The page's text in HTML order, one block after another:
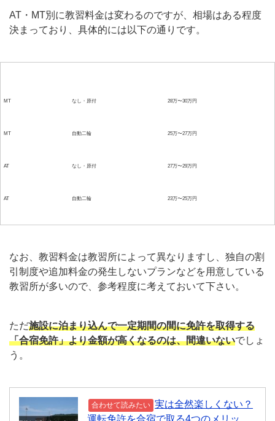
AT・MT別に教習料金は変わるのですが、相場はある程度
決まっており、具体的には以下の通りです。
MT なし・原付 28万〜30万円
MT 自動二輪 25万〜27万円
AT なし・原付 27万〜29万円
AT 自動二輪 23万〜25万円
なお、教習料金は教習所によって異なりますし、独自の割
引制度や追加料金の発生しないプランなどを用意している
教習所が多いので、参考程度に考えておいて下さい。
ただ施設に泊まり込んで一定期間の間に免許を取得する
「合宿免許」より金額が高くなるのは、間違いないでしょ
う。
合わせて読みたい 実は全然楽しくない？
運転免許を合宿で取る4つのメリッ